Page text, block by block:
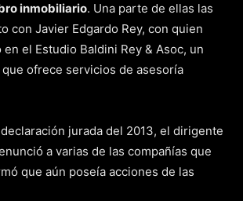
inmobiliario. Una parte de ellas las
con Javier Edgardo Rey, con quien
el Estudio Baldini Rey & Asoc, un
ofrece servicios de asesoría
jurada del 2013, el dirigente
a varias de las compañías que
que aún poseía acciones de las